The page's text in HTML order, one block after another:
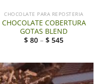
CHOCOLATE PARA REPOSTERIA
CHOCOLATE COBERTURA
GOTAS BLEND
$ 80 – $ 545